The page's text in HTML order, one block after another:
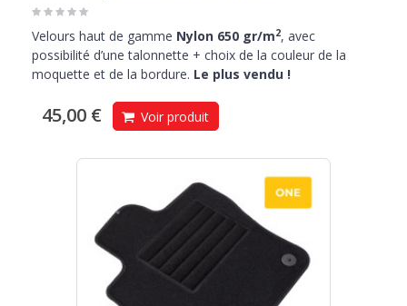
Velours haut de gamme Nylon 650 gr/m2, avec
possibilité d’une talonnette + choix de la couleur de la
moquette et de la bordure. Le plus vendu !
45,00 € Voir produit